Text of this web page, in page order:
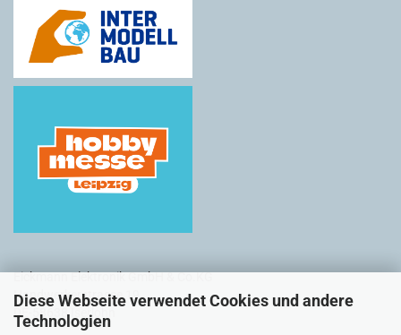
Diese Webseite verwendet Cookies und andere
Technologien
Eickmann Elektronik GmbH & Co.KG
Handwerkerstrasse 19
DE-58638 Iserlohn